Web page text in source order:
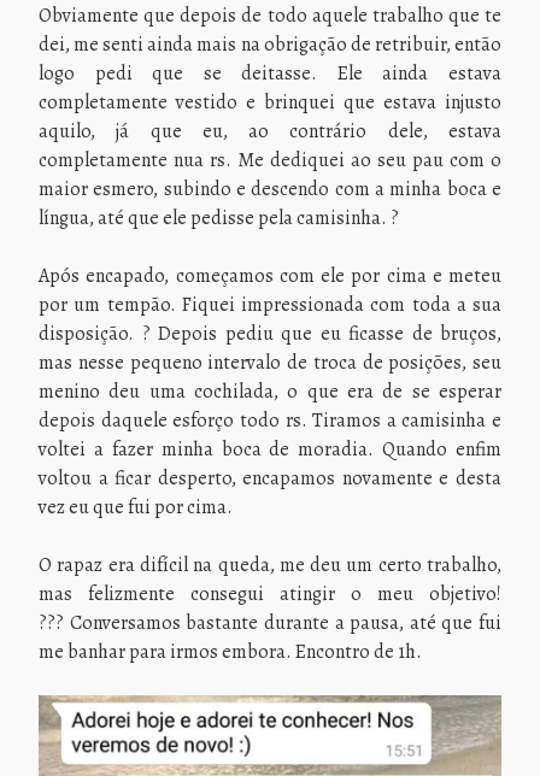
Obviamente que depois de todo aquele trabalho que te
dei, me senti ainda mais na obrigação de retribuir, então
logo pedi que se deitasse. Ele ainda estava
completamente vestido e brinquei que estava injusto
aquilo, já que eu, ao contrário dele, estava
completamente nua rs. Me dediquei ao seu pau com o
maior esmero, subindo e descendo com a minha boca e
língua, até que ele pedisse pela camisinha. ?
Após encapado, começamos com ele por cima e meteu
por um tempão. Fiquei impressionada com toda a sua
disposição. ? Depois pediu que eu ficasse de bruços,
mas nesse pequeno intervalo de troca de posições, seu
menino deu uma cochilada, o que era de se esperar
depois daquele esforço todo rs. Tiramos a camisinha e
voltei a fazer minha boca de moradia. Quando enfim
voltou a ficar desperto, encapamos novamente e desta
vez eu que fui por cima.
O rapaz era difícil na queda, me deu um certo trabalho,
mas felizmente consegui atingir o meu objetivo!
??? Conversamos bastante durante a pausa, até que fui
me banhar para irmos embora. Encontro de 1h.